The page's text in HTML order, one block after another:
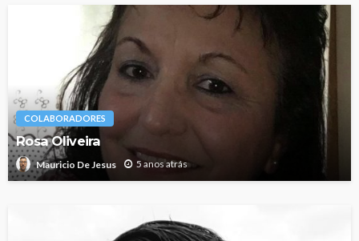
COLABORADORES
Rosa Oliveira
Mauricio De Jesus 5 anos atrás